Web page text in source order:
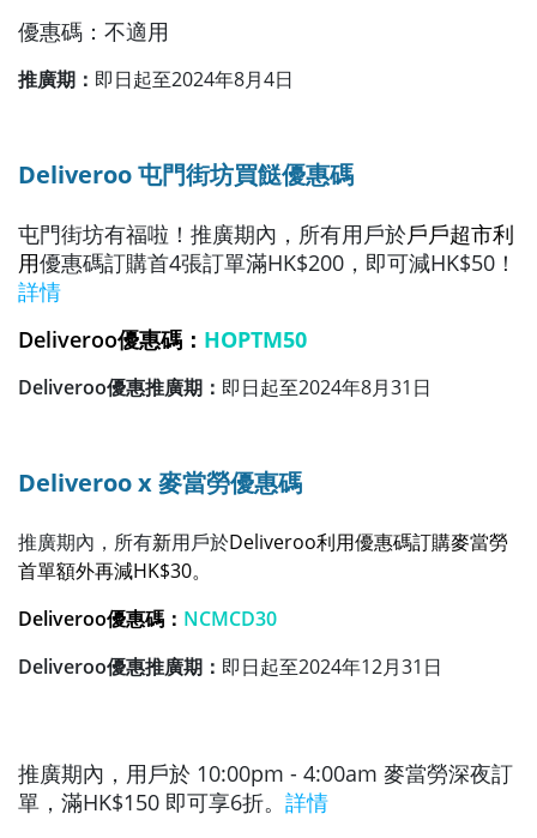
優惠碼：不適用
推廣期： 即日起至2024年8月4日
Deliveroo 屯門街坊買餸優惠碼
屯門街坊有福啦！推廣期內，所有用戶於戶戶超市利
用優惠碼訂購首4張訂單滿HK$200，即可減HK$50！
詳情
Deliveroo優惠碼： HOPTM50
Deliveroo優惠推廣期： 即日起至2024年8月31日
Deliveroo x 麥當勞優惠碼
推廣期內，所有新用戶於Deliveroo利用優惠碼訂購麥當勞
首單額外再減HK$30。
Deliveroo優惠碼： NCMCD30
Deliveroo優惠推廣期： 即日起至2024年12月31日
推廣期內，用戶於 10:00pm - 4:00am 麥當勞深夜訂
單，滿HK$150 即可享6折。 詳情